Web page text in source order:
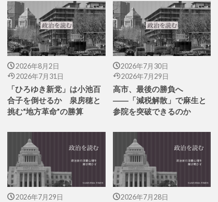
2026年8月2日
2026年7月31日
「ひろゆき新党」は小池百
合子を倒せるか 泉房穂と
挑む“地方革命”の勝算
2026年7月30日
2026年7月29日
高市、最後の勝負へ
――「減税解散」で麻生と
参院を突破できるのか
2026年7月29日
2026年7月28日